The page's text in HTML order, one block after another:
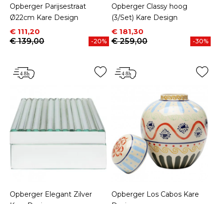
Opberger Parijsestraat
Ø22cm Kare Design
Prijs
€ 111,20
Normale prijs
€ 139,00
-20%
Opberger Classy hoog
(3/Set) Kare Design
Prijs
€ 181,30
Normale prijs
€ 259,00
-30%
Opberger Elegant Zilver
Opberger Los Cabos Kare